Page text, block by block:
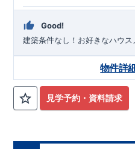
Good!
建築条件なし！​お好きなハウス
見学予約・資料請求
物件詳